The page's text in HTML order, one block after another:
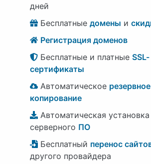
дней
Бесплатные домены и
Регистрация доменов
Бесплатные и платные SSL-
сертификаты
Автоматическое резервное
копирование
Автоматическая установка
серверного ПО
Бесплатный перенос
другого провайдера